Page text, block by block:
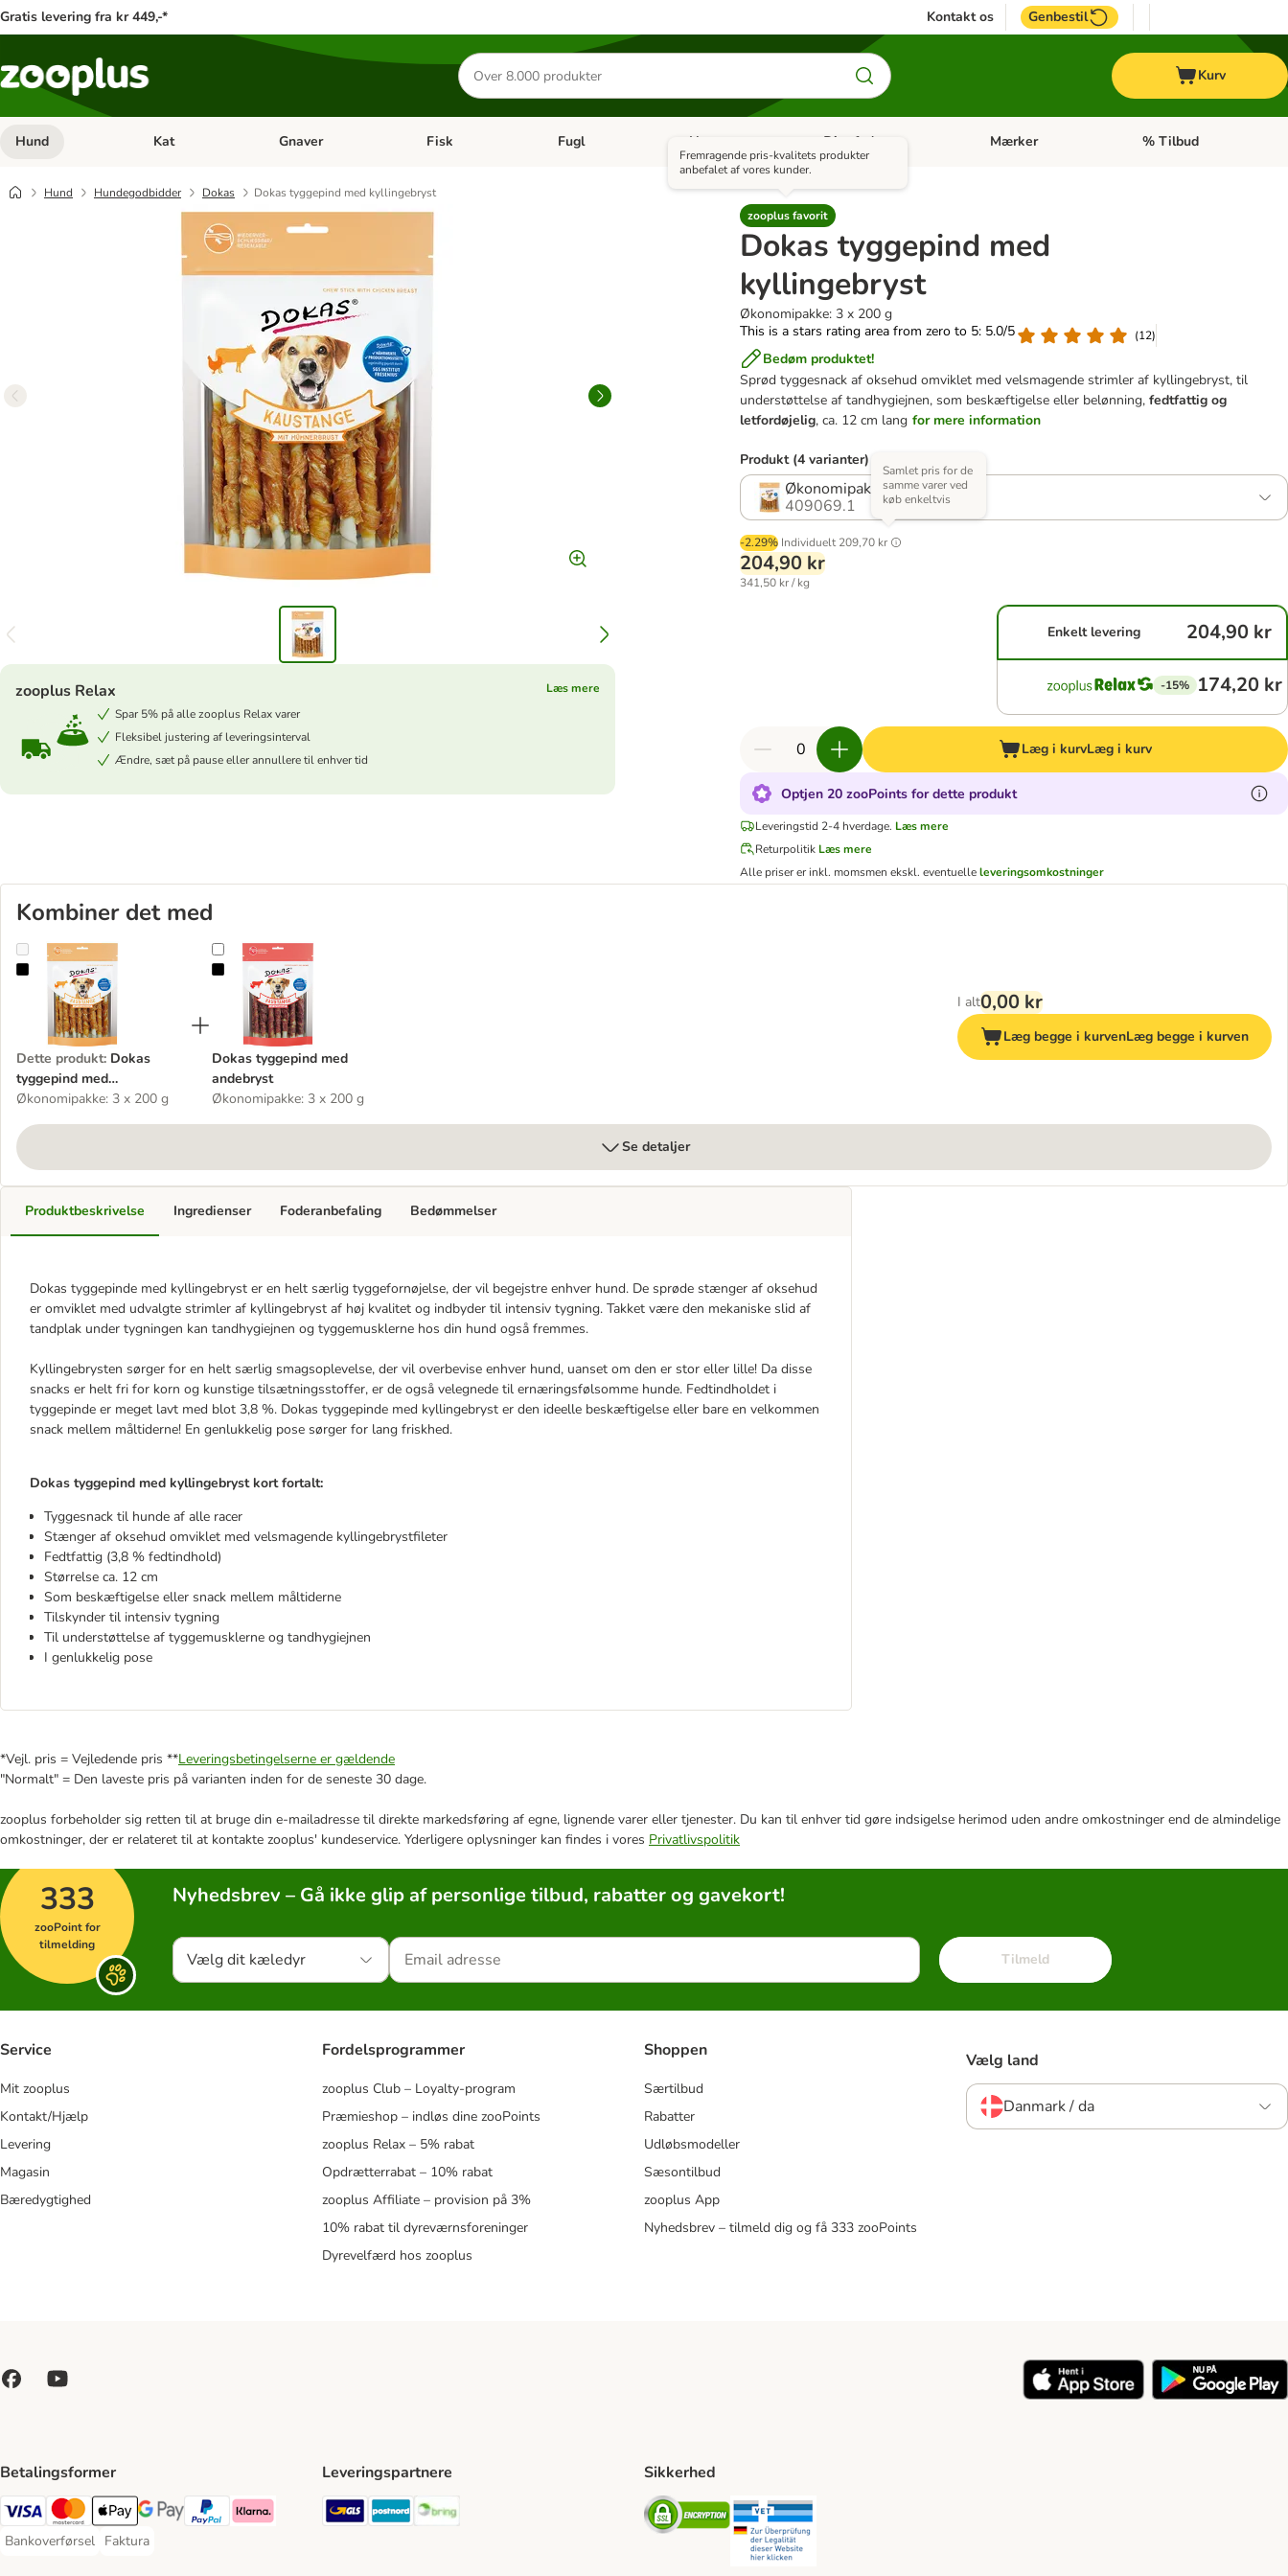
Gratis levering fra kr 449,-* Kontakt os Genbestil
Søg
efter
produkter
Kurv
Hund Åben kategori menu: Hund
Kat Åben kategori menu: Kat
Gnaver Åben kategori menu: Gnaver
Fisk Åben kategori menu: Fisk
Fugl Åben kategori menu: Fugl
Hest Åben kategori menu: Hest
Diætfoder Åben kategori menu: Diætfoder
Mærker Åben kategori menu:
% Tilbud
Hund Hundegodbidder Dokas
Dokas tyggepind med kyllingebryst
zooplus favorit
Fremragende pris-kvalitets produkter
anbefalet af vores kunder.
Dokas tyggepind med
kyllingebryst
Økonomipakke: 3 x 200 g
This is a stars rating area from zero to 5: 5.0/5
(12)
Bedøm produktet!
Sprød tyggesnack af oksehud omviklet med velsmagende strimler af kyllingebryst, til
understøttelse af tandhygiejnen, som beskæftigelse eller belønning,fedtfattig og
letfordøjelig, ca. 12 cm lang for mere information
zooplus Relax
Læs mere
Spar 5% på alle zooplus Relax varer
Fleksibel justering af leveringsinterval
Ændre, sæt på pause eller annullere til enhver tid
Produkt (4 varianter)
Økonomipakke: 3 x 200 g
409069.1
-2.29% Individuelt 209,70 kr
Samlet pris for de
samme varer ved
køb enkeltvis
204,90 kr
341,50 kr / kg
Enkelt levering 204,90 kr
-15% 174,20 kr
Læg i kurvLæg i kurv
Optjen 20 zooPoints for dette produkt
Leveringstid 2-4 hverdage. Læs mere
Returpolitik Læs mere
Alle priser er inkl. momsmen ekskl. eventuelleleveringsomkostninger
Kombiner det med
Dokas tyggepind med kyllingebryst
Dette produkt: Dokas
tyggepind med
kyllingebryst
Økonomipakke: 3 x 200 g
Dokas tyggepind med andebryst
Dokas tyggepind med
andebryst
Økonomipakke: 3 x 200 g
I alt0,00 kr
Læg begge i kurvenLæg begge i kurven
Se detaljer
Produktbeskrivelse
Dokas tyggepinde med kyllingebryst er en helt særlig tyggefornøjelse, der vil begejstre enhver hund. De sprøde stænger af oksehud
er omviklet med udvalgte strimler af kyllingebryst af høj kvalitet og indbyder til intensiv tygning. Takket være den mekaniske slid af
tandplak under tygningen kan tandhygiejnen og tyggemusklerne hos din hund også fremmes.
Kyllingebrysten sørger for en helt særlig smagsoplevelse, der vil overbevise enhver hund, uanset om den er stor eller lille! Da disse
snacks er helt fri for korn og kunstige tilsætningsstoffer, er de også velegnede til ernæringsfølsomme hunde. Fedtindholdet i
tyggepinde er meget lavt med blot 3,8 %. Dokas tyggepinde med kyllingebryst er den ideelle beskæftigelse eller bare en velkommen
snack mellem måltiderne! En genlukkelig pose sørger for lang friskhed.
Dokas tyggepind med kyllingebryst kort fortalt:
Tyggesnack til hunde af alle racer
Stænger af oksehud omviklet med velsmagende kyllingebrystfileter
Fedtfattig (3,8 % fedtindhold)
Størrelse ca. 12 cm
Som beskæftigelse eller snack mellem måltiderne
Tilskynder til intensiv tygning
Til understøttelse af tyggemusklerne og tandhygiejnen
I genlukkelig pose
Ingredienser Foderanbefaling Bedømmelser
*Vejl. pris = Vejledende pris **Leveringsbetingelserne er gældende
"Normalt" = Den laveste pris på varianten inden for de seneste 30 dage.
zooplus forbeholder sig retten til at bruge din e-mailadresse til direkte markedsføring af egne, lignende varer eller tjenester. Du kan til enhver tid gøre indsigelse herimod uden andre omkostninger end de almindelige
omkostninger, der er relateret til at kontakte zooplus' kundeservice. Yderligere oplysninger kan findes i vores Privatlivspolitik
333
zooPoint for
tilmelding
Nyhedsbrev – Gå ikke glip af personlige tilbud, rabatter og gavekort!
Vælg dit kæledyr Tilmeld
Service
Mit zooplus
Kontakt/Hjælp
Levering
Magasin
Bæredygtighed
Fordelsprogrammer
zooplus Club – Loyalty-program
Præmieshop – indløs dine zooPoints
zooplus Relax – 5% rabat
Opdrætterrabat – 10% rabat
zooplus Affiliate – provision på 3%
10% rabat til dyreværnsforeninger
Dyrevelfærd hos zooplus
Shoppen
Særtilbud
Rabatter
Udløbsmodeller
Sæsontilbud
zooplus App
Nyhedsbrev – tilmeld dig og få 333 zooPoints
Vælg land
Danmark / da
Betalingsformer
VISA Payment Method
Mastercard Payment Method
Apply pay Payment Method
Google Pay Payment Method
paypal Payment Method
Klarna Payment Method
Bankoverførsel
Bankoverførsel Payment Method
Faktura
Faktura Payment Method
Leveringspartnere
GLS Shipping Method
Postnord Shipping Method
Sikkerhed
Security